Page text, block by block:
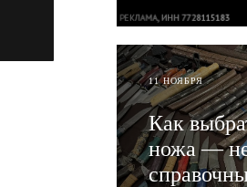
11 НОЯБРЯ
Как
ножа —